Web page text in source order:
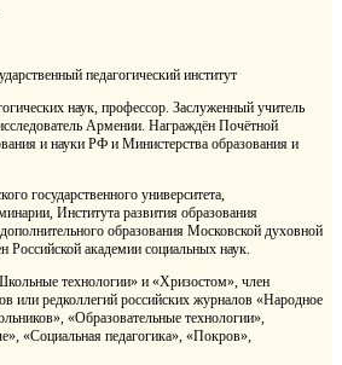
педагогический институт
наук, профессор. Заслуженный учитель
Армении. Награждён Почётной
и науки РФ и Министерства образования и
государственного университета,
Института развития образования
образования Московской духовной
Российской академии социальных наук.
технологии» и «Хризостом», член
или редколлегий российских журналов «Народное
«Образовательные технологии»,
«Социальная педагогика», «Покров»,